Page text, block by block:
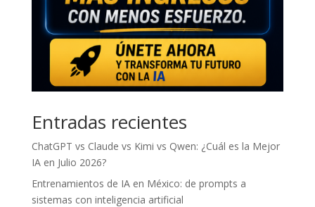
Entradas recientes
ChatGPT vs Claude vs Kimi vs Qwen: ¿Cuál es la Mejor
IA en Julio 2026?
Entrenamientos de IA en México: de prompts a
sistemas con inteligencia artificial